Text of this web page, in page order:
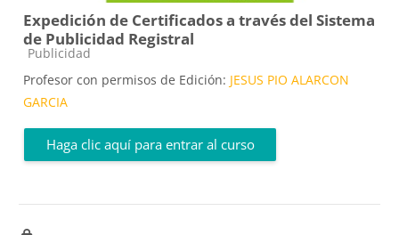
Expedición de Certificados a través del Sistema
de Publicidad Registral
Categoría de cursos
Publicidad
Profesor con permisos de Edición: JESUS PIO ALARCON
GARCIA
Haga clic aquí para entrar al curso